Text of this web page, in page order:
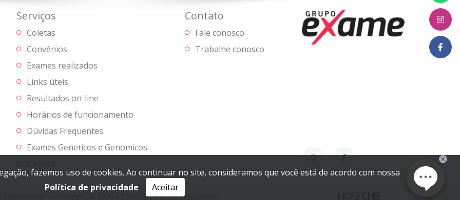
Serviços
Coletas
Convênios
Exames realizados
Links úteis
Resultados on-line
Horários de funcionamento
Dúvidas Frequentes
Exames Geneticos e Genomicos
Contato
Fale conosco
Trabalhe conosco
Copyright © 2026 - Todos os direitos reservados
fazemos uso de cookies. Ao continuar no site, consideramos que você está de acordo com nossa
Política de privacidade
Aceitar